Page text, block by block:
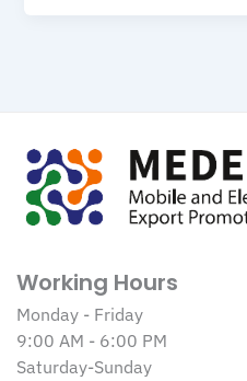
Working Hours
Monday - Friday
9:00 AM - 6:00 PM
Saturday-Sunday